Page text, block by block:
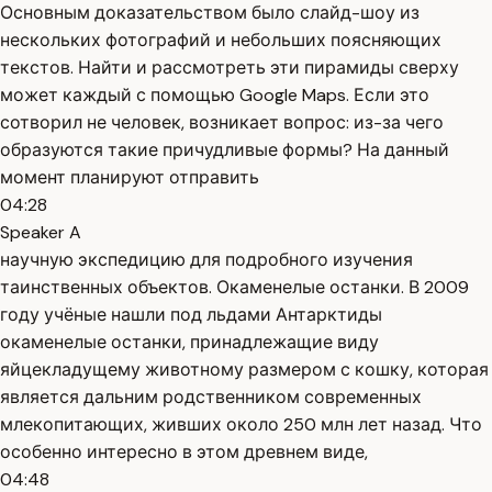
Основным доказательством было слайд-шоу из
нескольких фотографий и небольших поясняющих
текстов. Найти и рассмотреть эти пирамиды сверху
может каждый с помощью Google Maps. Если это
сотворил не человек, возникает вопрос: из-за чего
образуются такие причудливые формы? На данный
момент планируют отправить
04:28
Speaker A
научную экспедицию для подробного изучения
таинственных объектов. Окаменелые останки. В 2009
году учёные нашли под льдами Антарктиды
окаменелые останки, принадлежащие виду
яйцекладущему животному размером с кошку, которая
является дальним родственником современных
млекопитающих, живших около 250 млн лет назад. Что
особенно интересно в этом древнем виде,
04:48